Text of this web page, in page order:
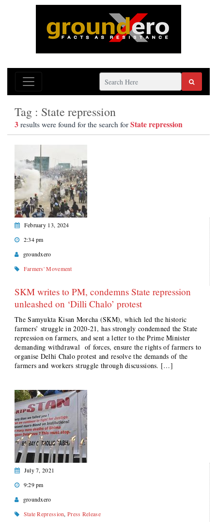
Tag : State repression
3results were found for the search forState repression
February 13, 2024
2:34 pm
groundxero
Farmers' Movement
SKM writes to PM, condemns State repression
unleashed on ‘Dilli Chalo’ protest
The Samyukta Kisan Morcha (SKM), which led the historic
farmers’ struggle in 2020-21, has strongly condemned the State
repression on farmers, and sent a letter to the Prime Minister
demanding withdrawal of forces, ensure the rights of farmers to
organise Delhi Chalo protest and resolve the demands of the
farmers and workers struggle through discussions. […]
July 7, 2021
9:29 pm
groundxero
State Repression,Press Release